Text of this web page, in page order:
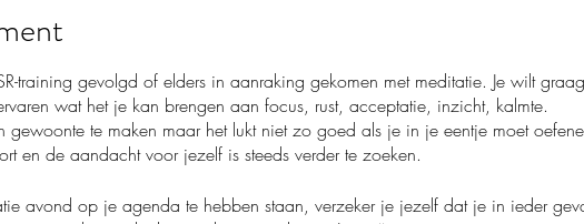
training gevolgd of elders in aanraking gekomen met meditatie. Je wilt
wat het je kan brengen aan focus, rust, acceptatie, inzicht, kalmte.
gewoonte te maken maar het lukt niet zo goed als je in je eentje moet
en de aandacht voor jezelf is steeds verder te zoeken.
avond op je agenda te hebben staan, verzeker je jezelf dat je in ieder